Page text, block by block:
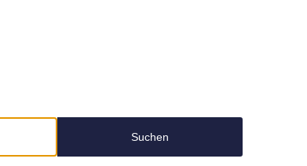
Suchen